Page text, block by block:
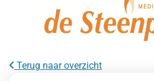
Terug naar overzicht